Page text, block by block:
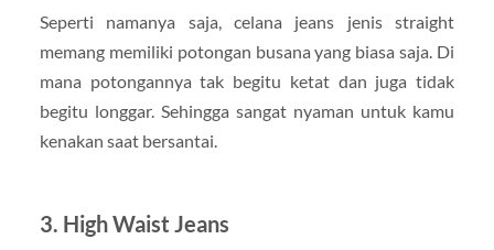
Seperti namanya saja, celana jeans jenis straight
memang memiliki potongan busana yang biasa saja. Di
mana potongannya tak begitu ketat dan juga tidak
begitu longgar. Sehingga sangat nyaman untuk kamu
kenakan saat bersantai.
3. High Waist Jeans